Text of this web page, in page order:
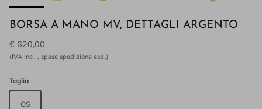
BORSA A MANO MV, DETTAGLI ARGENTO
€ 620,00
(IVA incl. , spese spedizione escl.)
Taglia
OS